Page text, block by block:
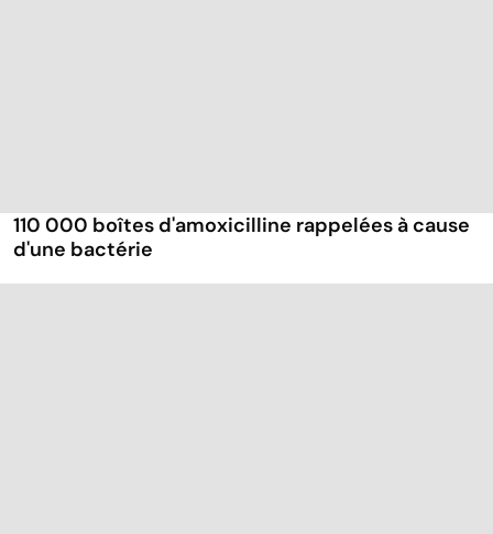
110 000 boîtes d'amoxicilline rappelées à cause
d'une bactérie